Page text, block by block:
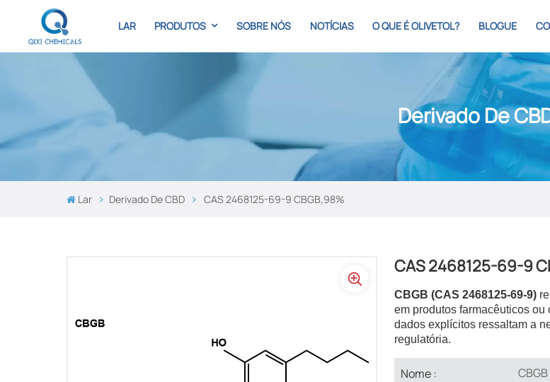
LAR PRODUTOS SOBRE NÓS NOTÍCIAS O QUE É OLIVETOL? BLOGUE
Derivado De
Lar Derivado De CBD CAS 2468125-69-9 CBGB,98%
CAS 2468125-69-9
CBGB (CAS 2468125-69-9)
em produtos farmacêuticos
dados explícitos ressaltam a
regulatória.
Nome : CBGB